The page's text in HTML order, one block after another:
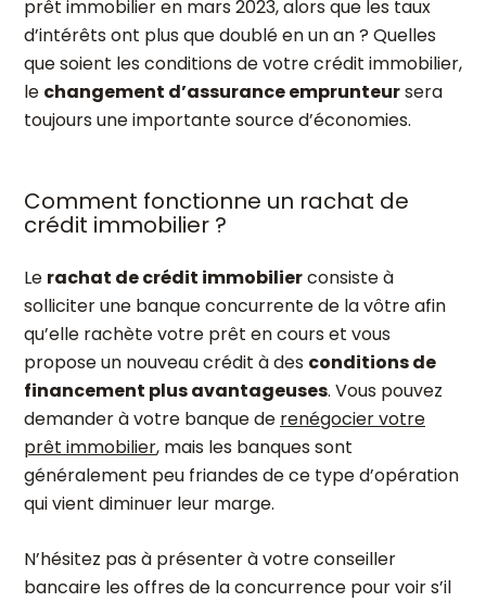
prêt immobilier en mars 2023, alors que les taux
d’intérêts ont plus que doublé en un an ? Quelles
que soient les conditions de votre crédit immobilier,
le changement d’assurance emprunteursera
toujours une importante source d’économies.
Comment fonctionne un rachat de
crédit immobilier ?
Le rachat de crédit immobilierconsiste à
solliciter une banque concurrente de la vôtre afin
qu’elle rachète votre prêt en cours et vous
propose un nouveau crédit à des conditions de
financement plus avantageuses. Vous pouvez
demander à votre banque de renégocier votre
prêt immobilier, mais les banques sont
généralement peu friandes de ce type d’opération
qui vient diminuer leur marge.
N’hésitez pas à présenter à votre conseiller
bancaire les offres de la concurrence pour voir s’il